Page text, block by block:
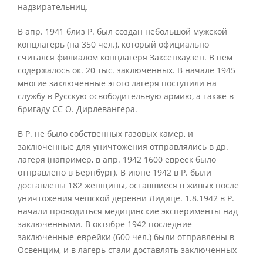
надзирательниц.
В апр. 1941 близ Р. был создан небольшой мужской
концлагерь (на 350 чел.), который официально
считался филиалом концлагеря Заксенхаузен. В нем
содержалось ок. 20 тыс. заключенных. В начале 1945
многие заключенные этого лагеря поступили на
службу в Русскую освободительную армию, а также в
бригаду СС О. Дирлевангера.
В Р. не было собственных газовых камер, и
заключенные для уничтожения отправлялись в др.
лагеря (например, в апр. 1942 1600 евреек было
отправлено в Бернбург). В июне 1942 в Р. были
доставлены 182 женщины, оставшиеся в живых после
уничтожения чешской деревни Лидице. 1.8.1942 в Р.
начали проводиться медицинские эксперименты над
заключенными. В октябре 1942 последние
заключенные-еврейки (600 чел.) были отправлены в
Освенцим, и в лагерь стали доставлять заключенных